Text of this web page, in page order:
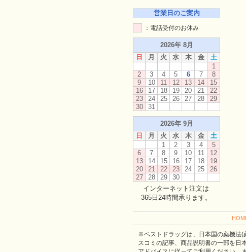
営業日のご案内
：電話受付のお休み
2026年 8月
日
月 火 水 木 金
土
1
2
3 4 5 6 7
8
9
10 11 12 13 14
15
16
17 18 19 20 21
22
23
24 25 26 27 28
29
30
31
2026年 9月
日
月 火 水 木 金
土
1
2 3 4
5
6
7 8 9 10 11
12
13
14 15 16 17 18
19
20
21 22 23 24 25
26
27
28 29
30
インターネット注文は
365日24時間承ります。
※ベストドラッグは、日本国の薬機法(
スコミの記事、商品説明書の一部を日